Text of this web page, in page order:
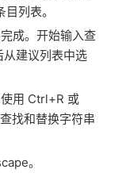
列表。
成。开始输入查
建议列表中选
用 Ctrl+R 或
找和替换字符串
。